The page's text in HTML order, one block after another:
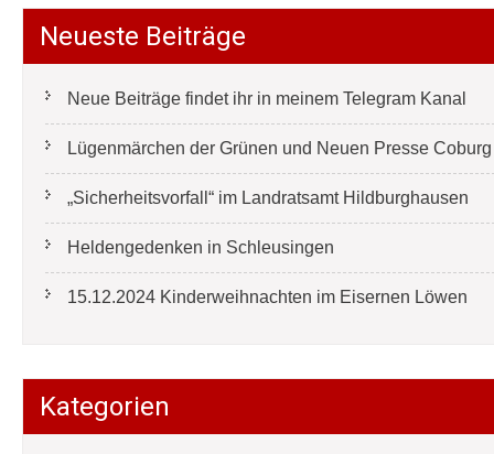
Neueste Beiträge
Neue Beiträge findet ihr in meinem Telegram Kanal
Lügenmärchen der Grünen und Neuen Presse
„Sicherheitsvorfall“ im Landratsamt Hildburghausen
Heldengedenken in Schleusingen
15.12.2024 Kinderweihnachten im Eisernen Löwen
Kategorien